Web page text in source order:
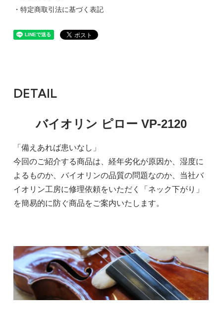
・特定商取引法に基づく表記
DETAIL
バイオリン ピロー VP-2120
「備えあれば患いなし」
今回のご紹介する商品は、経年劣化が原因か、湿度に
よるものか、バイオリンの品質の問題なのか、当社バ
イオリン工房に修理依頼をいただく「ネック下がり」
を簡易的に防ぐ商品をご案内いたします。